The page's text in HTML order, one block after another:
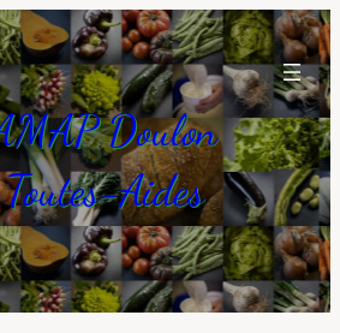
Doulon
Toutes-Aides